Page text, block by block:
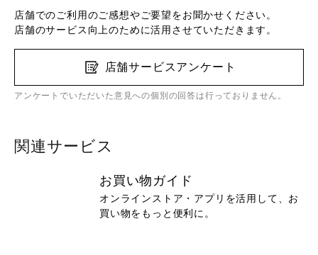
店舗でのご利用のご感想やご要望をお聞かせください。
店舗のサービス向上のために活用させていただきます。
店舗サービスアンケート
アンケートでいただいた意見への個別の回答は行っておりません。
関連サービス
お買い物ガイド
オンラインストア・アプリを活用して、お
買い物をもっと便利に。